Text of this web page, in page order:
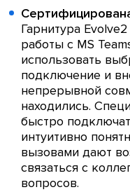
Гарнитура
работы с MS
использовать
подключение и
непрерывной
находились.
быстро
интуитивно
вызовами дают
связаться с
вопросов.